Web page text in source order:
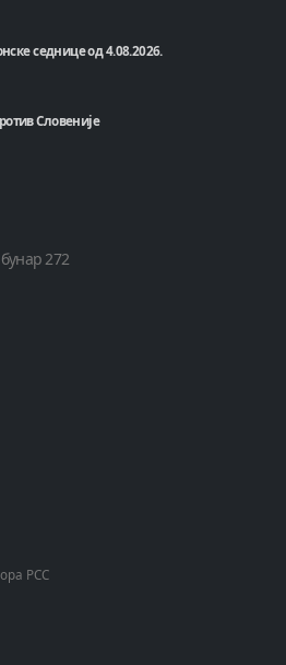
седнице од 4.08.2026.
Словеније
272
РСС